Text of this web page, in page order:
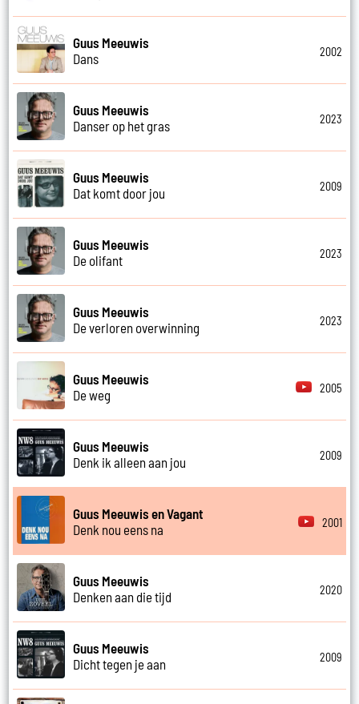
Guus Meeuwis
Dans
2002
Guus Meeuwis
Danser op het gras
2023
Guus Meeuwis
Dat komt door jou
2009
Guus Meeuwis
De olifant
2023
Guus Meeuwis
De verloren overwinning
2023
Guus Meeuwis
De weg
2005
Guus Meeuwis
Denk ik alleen aan jou
2009
Guus Meeuwis en Vagant
Denk nou eens na
2001
Guus Meeuwis
Denken aan die tijd
2020
Guus Meeuwis
Dicht tegen je aan
2009